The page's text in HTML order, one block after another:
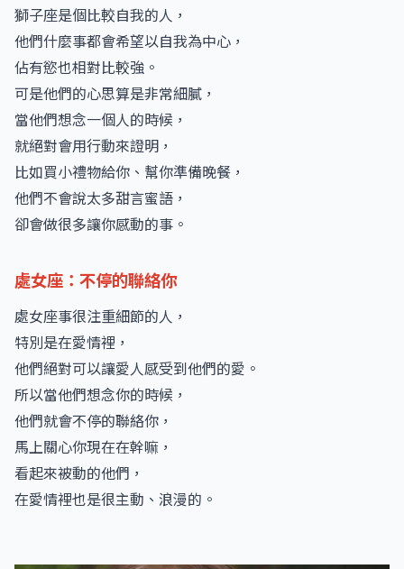
獅子座是個比較自我的人，
他們什麼事都會希望以自我為中心，
佔有慾也相對比較強。
可是他們的心思算是非常細膩，
當他們想念一個人的時候，
就絕對會用行動來證明，
比如買小禮物給你、幫你準備晚餐，
他們不會說太多甜言蜜語，
卻會做很多讓你感動的事。
處女座：不停的聯絡你
處女座事很注重細節的人，
特別是在愛情裡，
他們絕對可以讓愛人感受到他們的愛。
所以當他們想念你的時候，
他們就會不停的聯絡你，
馬上關心你現在在幹嘛，
看起來被動的他們，
在愛情裡也是很主動、浪漫的。